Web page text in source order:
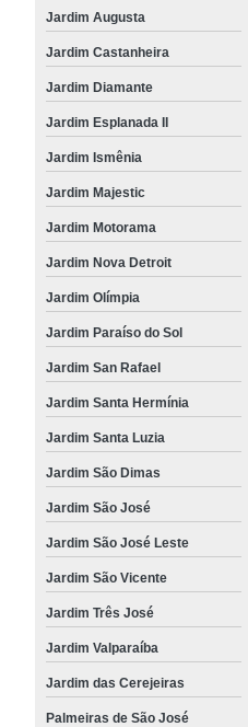
Jardim Augusta
Jardim Castanheira
Jardim Diamante
Jardim Esplanada II
Jardim Ismênia
Jardim Majestic
Jardim Motorama
Jardim Nova Detroit
Jardim Olímpia
Jardim Paraíso do Sol
Jardim San Rafael
Jardim Santa Hermínia
Jardim Santa Luzia
Jardim São Dimas
Jardim São José
Jardim São José Leste
Jardim São Vicente
Jardim Três José
Jardim Valparaíba
Jardim das Cerejeiras
Palmeiras de São José